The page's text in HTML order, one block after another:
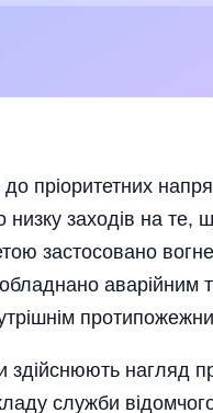
пріоритетних
заходів на те,
застосовано
обладнано
здійснюють нагляд
служби­